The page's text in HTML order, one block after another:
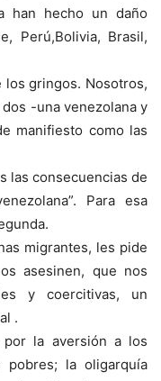
han hecho un daño
Perú,Bolivia, Brasil,
los gringos. Nosotros,
-una venezolana y
manifiesto como las
las consecuencias de
Para esa
migrantes, les pide
asesinen, que nos
y coercitivas, un
.
por la aversión a los
pobres; la oligarquía